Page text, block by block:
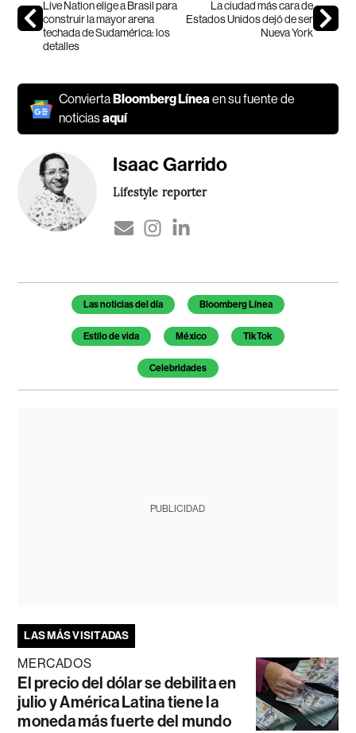
Live Nation elige a Brasil para
construir la mayor arena
techada de Sudamérica: los
detalles
La ciudad más cara de
Estados Unidos dejó de ser
Nueva York
Convierta Bloomberg Líneaen su fuente de
noticiasaquí
Isaac Garrido
Lifestyle reporter
Temas de este artículo
Las noticias del día Bloomberg Línea
Estilo de vida México TikTok
Celebridades
PUBLICIDAD
LAS MÁS VISITADAS
MERCADOS
El precio del dólar se debilita en
julio y América Latina tiene la
moneda más fuerte del mundo